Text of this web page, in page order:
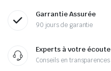
Garrantie Assurée
90 jours de garantie
Experts à votre écoute
Conseils en transparences